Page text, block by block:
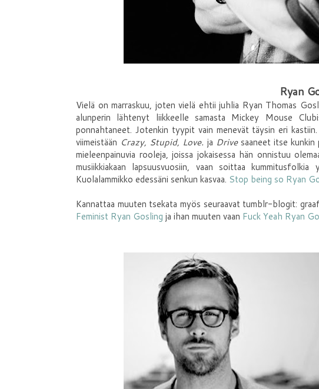
Ryan
Vielä on marraskuu, joten vielä ehtii juhlia Ryan Thomas
alunperin lähtenyt liikkeelle samasta Mickey Mouse
ponnahtaneet. Jotenkin tyypit vain menevät täysin eri
viimeistään Crazy, Stupid, Love. ja Drivesaaneet itse kunkin
mieleenpainuvia rooleja, joissa jokaisessa hän onnistuu
musiikkiakaan lapsuusvuosiin, vaan soittaa kummitusfolkia
Kuolalammikko edessäni senkun kasvaa. Stop being so Ryan
Kannattaa muuten tsekata myös seuraavat tumblr-blogit:
Feminist Ryan Gosling ja ihan muuten vaan Fuck Yeah Ryan